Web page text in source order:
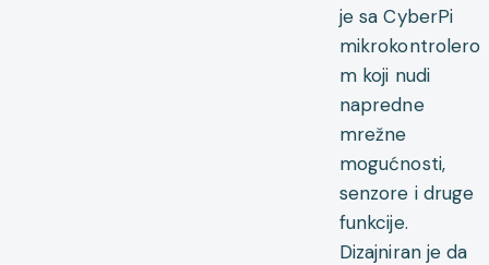
je sa CyberPi
mikrokontrolero
m koji nudi
napredne
mrežne
mogućnosti,
senzore i druge
funkcije.
Dizajniran je da